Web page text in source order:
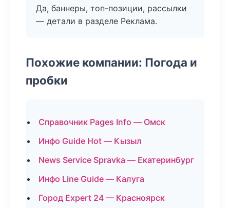
Да, баннеры, топ-позиции, рассылки
— детали в разделе Реклама.
Похожие компании: Погода и
пробки
Справочник Pages Info — Омск
Инфо Guide Hot — Кызыл
News Service Spravka — Екатеринбург
Инфо Line Guide — Калуга
Город Expert 24 — Красноярск